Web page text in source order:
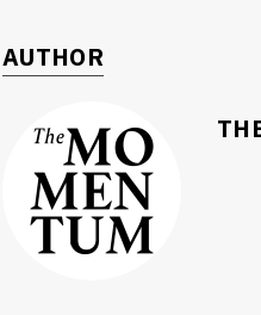
AUTHOR